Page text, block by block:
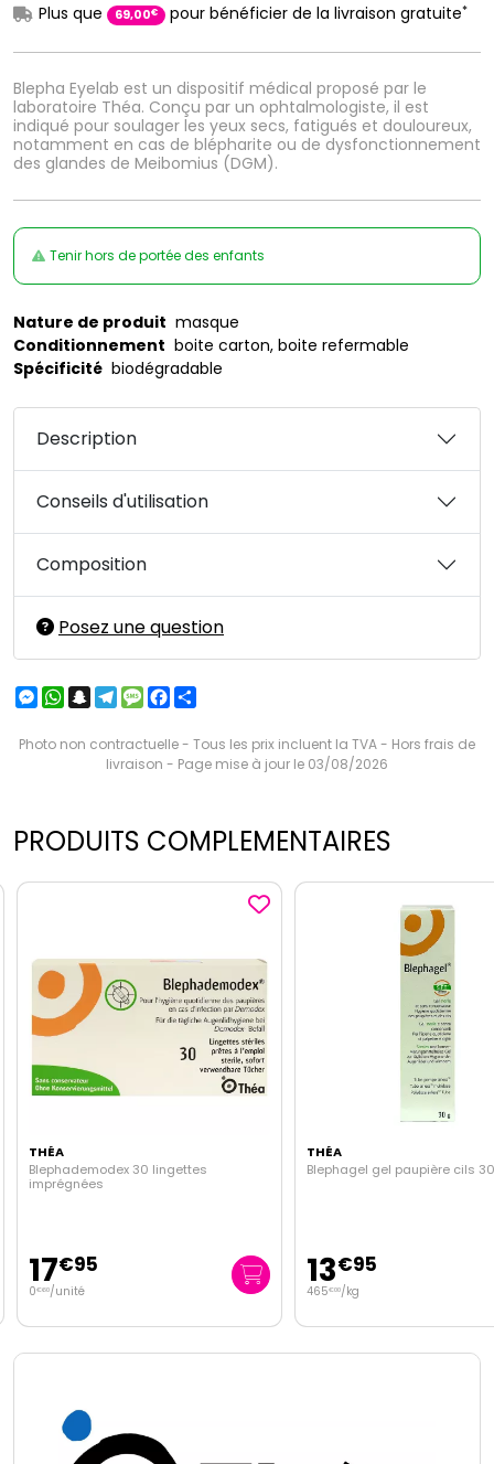
Blepha Eyelab est un dispositif médical proposé par le
laboratoire Théa. Conçu par un ophtalmologiste, il est
indiqué pour soulager les yeux secs, fatigués et douloureux,
notamment en cas de blépharite ou de dysfonctionnement
des glandes de Meibomius (DGM).
Plus que
69,00€ pour bénéficier de la livraison gratuite*
Tenir hors de portée des enfants
Nature de produit masque
Conditionnement boite carton, boite refermable
Spécificité biodégradable
Description
Conseils d'utilisation
Composition
Posez une question
Messenger
WhatsApp
Snapchat
Telegram
MessageFacebook
Photo non contractuelle - Tous les prix incluent la TVA - Hors frais de
livraison - Page mise à jour le 03/08/2026
PRODUITS COMPLEMENTAIRES
THÉA
Blephademodex 30 lingettes
imprégnées
17€95
0€60/unité
THÉA
Blephagel gel paupière cils
13€95
465€00/kg